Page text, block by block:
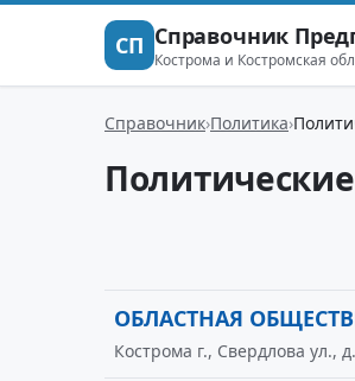
СП Справочник
Кострома и Костромская
Справочник Политика
ОБЛАСТНАЯ
Кострома г., Свердлова ул.,